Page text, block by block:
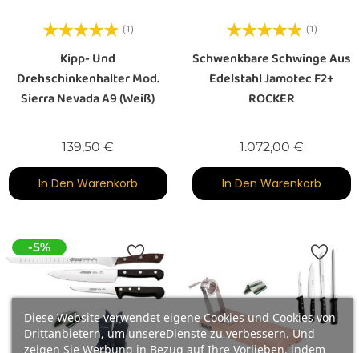
Diese Website verwendet eigene Cookies und Cookies von
Drittanbietern, um unsereDienste zu verbessern. Und
zeigen Sie Werbung in Bezug auf Ihre Vorlieben, indem
(1)
Kipp- Und
Drehschinkenhalter Mod.
Sierra Nevada A9 (weiß)
139,50 €
In Den Warenkorb
(1)
Schwenkbare Schwinge Aus
Edelstahl Jamotec F2+
ROCKER
1.072,00 €Preis
In Den Warenkorb
-5%